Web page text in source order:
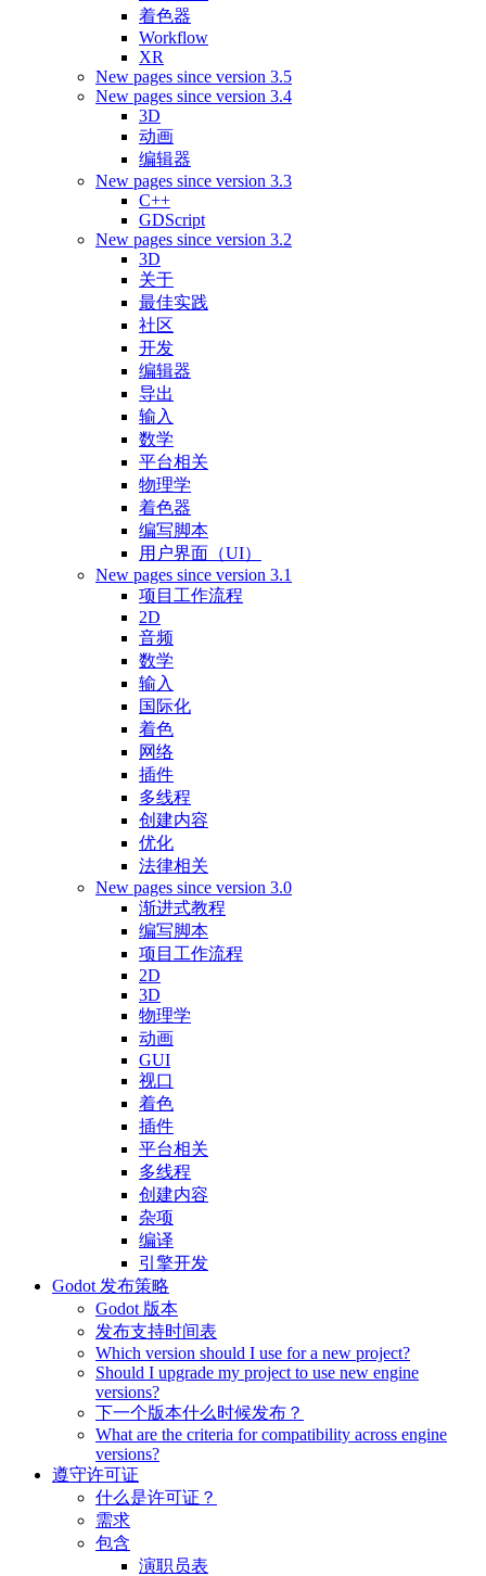
着色器
Workflow
XR
New pages since version 3.5
New pages since version 3.4
3D
动画
编辑器
New pages since version 3.3
C++
GDScript
New pages since version 3.2
3D
关于
最佳实践
社区
开发
编辑器
导出
输入
数学
平台相关
物理学
着色器
编写脚本
用户界面（UI）
New pages since version 3.1
项目工作流程
2D
音频
数学
输入
国际化
着色
网络
插件
多线程
创建内容
优化
法律相关
New pages since version 3.0
渐进式教程
编写脚本
项目工作流程
2D
3D
物理学
动画
GUI
视口
着色
插件
平台相关
多线程
创建内容
杂项
编译
引擎开发
Godot 发布策略
Godot 版本
发布支持时间表
Which version should I use for a new project?
Should I upgrade my project to use new engine
versions?
下一个版本什么时候发布？
What are the criteria for compatibility across engine
versions?
遵守许可证
什么是许可证？
需求
包含
演职员表